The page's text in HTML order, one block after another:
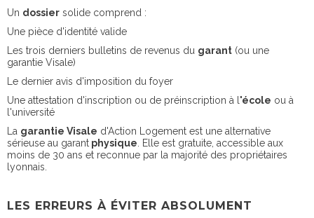
Un dossier solide comprend :
Une pièce d'identité valide
Les trois derniers bulletins de revenus du garant (ou une
garantie Visale)
Le dernier avis d'imposition du foyer
Une attestation d'inscription ou de préinscription à l 'école ou à
l'université
La garantie Visale d'Action Logement est une alternative
sérieuse au garant physique . Elle est gratuite, accessible aux
moins de 30 ans et reconnue par la majorité des propriétaires
lyonnais.
LES ERREURS À ÉVITER ABSOLUMENT